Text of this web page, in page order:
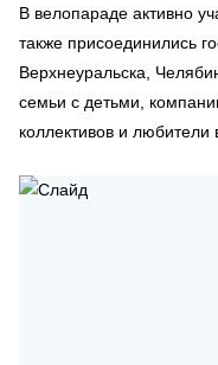
В велопараде активно
также присоединились
Верхнеуральска,
семьи с детьми,
коллективов и любители